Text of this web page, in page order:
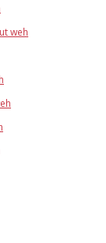
weh